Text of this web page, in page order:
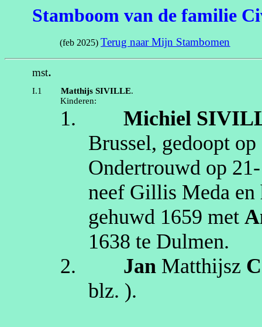
Stamboom van de familie
(feb 2025)Terug naar Mijn Stambomen
mst.
I.1 Matthijs SIVILLE.
Kinderen:
1. Michiel
Brussel, gedoopt op
Ondertrouwd op
neef Gillis Meda en
gehuwd 1659 met
1638 te Dulmen.
2.
Jan Matthijsz
blz. ).